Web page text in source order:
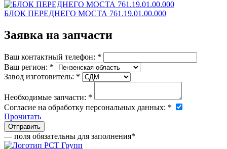
БЛОК ПЕРЕДНЕГО МОСТА 761.19.01.00.000
Заявка на запчасти
Ваш контактный телефон: *
Ваш регион: *
Завод изготовитель: *
Необходимые запчасти: *
Согласие на обработку персональных данных: *
Прочитать
— поля обязательны для заполнения*